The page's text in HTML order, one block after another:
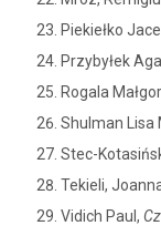
Piekiełko
Przybyłek
Rogala
Shulman Lisa
Stec-
Tekieli,
Vidich Paul,